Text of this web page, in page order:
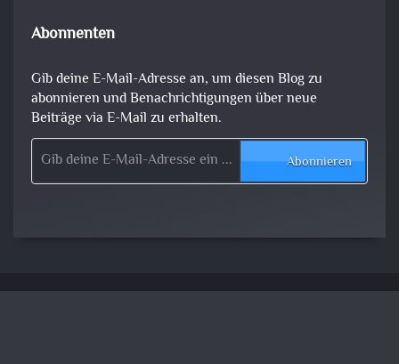
Abonnenten
Gib deine E-Mail-Adresse an, um diesen Blog zu
abonnieren und Benachrichtigungen über neue
Beiträge via E-Mail zu erhalten.
Gib deine E-Mail-Adresse ein ...
Abonnieren